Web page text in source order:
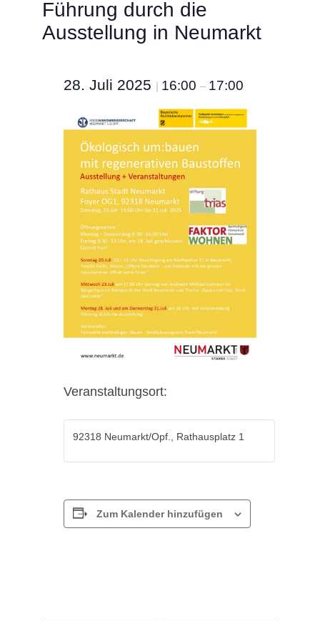
Führung durch die
Ausstellung in Neumarkt
28. Juli 2025 | 16:00 – 17:00
Veranstaltungsort:
92318 Neumarkt/Opf., Rathausplatz 1
Zum Kalender hinzufügen